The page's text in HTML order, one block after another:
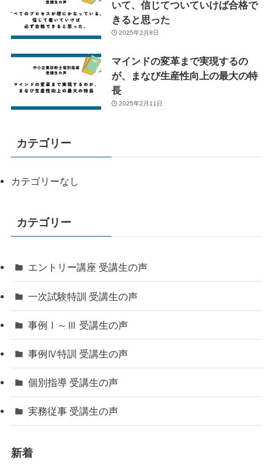
いて、信じてついていけば合格で
きると思った
2025年2月8日
マインドの変革まで実現するの
が、まなび生産性向上の最大の特
長
2025年2月11日
カテゴリー
カテゴリーなし
カテゴリー
エントリー講座 受講生の声
一次試験特訓 受講生の声
事例Ⅰ～Ⅲ 受講生の声
事例Ⅳ特訓 受講生の声
個別指導 受講生の声
実務従事 受講生の声
新着